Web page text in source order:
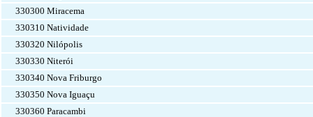
330300 Miracema
330310 Natividade
330320 Nilópolis
330330 Niterói
330340 Nova Friburgo
330350 Nova Iguaçu
330360 Paracambi